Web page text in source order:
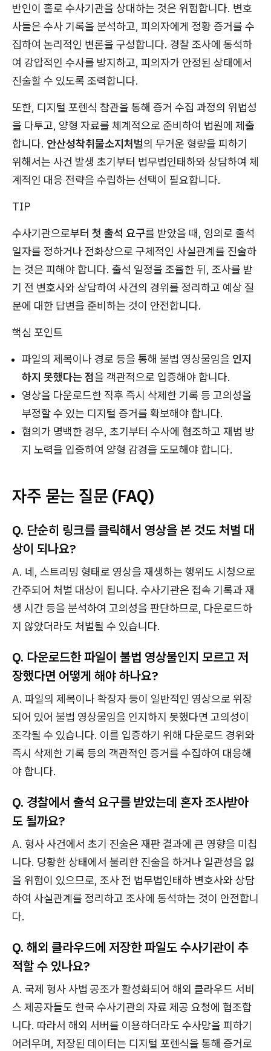
반인이 홀로 수사기관을 상대하는 것은 위험합니다. 변호
사들은 수사 기록을 분석하고, 피의자에게 정황 증거를 수
집하여 논리적인 변론을 구성합니다. 경찰 조사에 동석하
여 강압적인 수사를 방지하고, 피의자가 안정된 상태에서
진술할 수 있도록 조력합니다.
또한, 디지털 포렌식 참관을 통해 증거 수집 과정의 위법성
을 다투고, 양형 자료를 체계적으로 준비하여 법원에 제출
합니다. 안산성착취물소지처벌의 무거운 형량을 피하기
위해서는 사건 발생 초기부터 법무법인태하와 상담하여 체
계적인 대응 전략을 수립하는 선택이 필요합니다.
TIP
수사기관으로부터 첫 출석 요구를 받았을 때, 임의로 출석
일자를 정하거나 전화상으로 구체적인 사실관계를 진술하
는 것은 피해야 합니다. 출석 일정을 조율한 뒤, 조사를 받
기 전 변호사와 상담하여 사건의 경위를 정리하고 예상 질
문에 대한 답변을 준비하는 것이 안전합니다.
핵심 포인트
파일의 제목이나 경로 등을 통해 불법 영상물임을 인지
하지 못했다는 점을 객관적으로 입증해야 합니다.
영상을 다운로드한 직후 즉시 삭제한 기록 등 고의성을
부정할 수 있는 디지털 증거를 확보해야 합니다.
혐의가 명백한 경우, 초기부터 수사에 협조하고 재범 방
지 노력을 입증하여 양형 감경을 도모해야 합니다.
자주 묻는 질문 (FAQ)
Q. 단순히 링크를 클릭해서 영상을 본 것도 처벌 대
상이 되나요?
A. 네, 스트리밍 형태로 영상을 재생하는 행위도 시청으로
간주되어 처벌 대상이 됩니다. 수사기관은 접속 기록과 재
생 시간 등을 분석하여 고의성을 판단하므로, 다운로드하
지 않았더라도 처벌될 수 있습니다.
Q. 다운로드한 파일이 불법 영상물인지 모르고 저
장했다면 어떻게 해야 하나요?
A. 파일의 제목이나 확장자 등이 일반적인 영상으로 위장
되어 있어 불법 영상물임을 인지하지 못했다면 고의성이
조각될 수 있습니다. 이를 입증하기 위해 다운로드 경위와
즉시 삭제한 기록 등의 객관적인 증거를 수집하여 대응해
야 합니다.
Q. 경찰에서 출석 요구를 받았는데 혼자 조사받아
도 될까요?
A. 형사 사건에서 초기 진술은 재판 결과에 큰 영향을 미칩
니다. 당황한 상태에서 불리한 진술을 하거나 일관성을 잃
을 위험이 있으므로, 조사 전 법무법인태하 변호사와 상담
하여 사실관계를 정리하고 조사에 동석하는 것이 안전합니
다.
Q. 해외 클라우드에 저장한 파일도 수사기관이 추
적할 수 있나요?
A. 국제 형사 사법 공조가 활성화되어 해외 클라우드 서비
스 제공자들도 한국 수사기관의 자료 제공 요청에 협조합
니다. 따라서 해외 서버를 이용하더라도 수사망을 피하기
어려우며, 저장된 데이터는 디지털 포렌식을 통해 증거로